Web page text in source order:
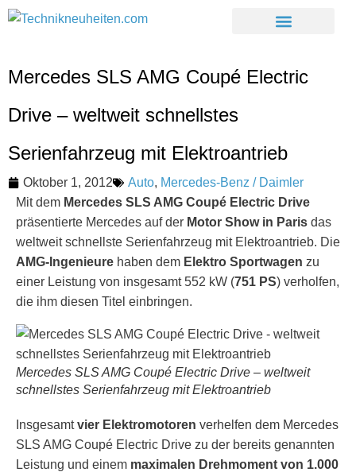
Mercedes SLS AMG Coupé Electric
Drive – weltweit schnellstes
Serienfahrzeug mit Elektroantrieb
Oktober 1, 2012 Auto, Mercedes-Benz / Daimler
Mit dem Mercedes SLS AMG Coupé Electric Drive
präsentierte Mercedes auf der Motor Show in Paris das
weltweit schnellste Serienfahrzeug mit Elektroantrieb. Die
AMG-Ingenieure haben dem Elektro Sportwagen zu
einer Leistung von insgesamt 552 kW (751 PS) verholfen,
die ihm diesen Titel einbringen.
Mercedes SLS AMG Coupé Electric Drive – weltweit
schnellstes Serienfahrzeug mit Elektroantrieb
Insgesamtvier Elektromotoren verhelfen dem Mercedes
SLS AMG Coupé Electric Drive zu der bereits genannten
Leistung und einem maximalen Drehmoment von 1.000